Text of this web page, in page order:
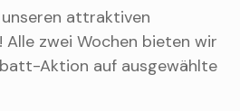
attraktiven
zwei Wochen bieten wir
Aktion auf ausgewählte